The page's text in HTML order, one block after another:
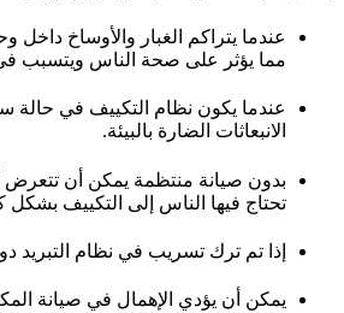
عندما يتراكم الغبار والأوساخ
مما يؤثر على صحة الناس ويتسبب
عندما يكون نظام التكييف في حالة
الانبعاثات الضارة بالبيئة.
بدون صيانة منتظمة يمكن أن تتعرض
تحتاج فيها الناس إلى التكييف بشكل
إذا تم ترك تسريب في نظام
يمكن أن يؤدي الإهمال في صيانة